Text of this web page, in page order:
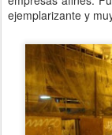
ejemplarizante y